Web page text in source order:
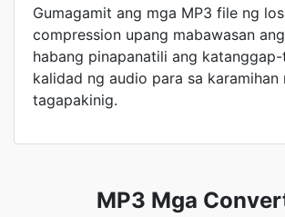
Gumagamit ang mga MP3 file ng
compression upang mabawasan
habang pinapanatili ang
kalidad ng audio para sa karamihan
tagapakinig.
MP3 Mga